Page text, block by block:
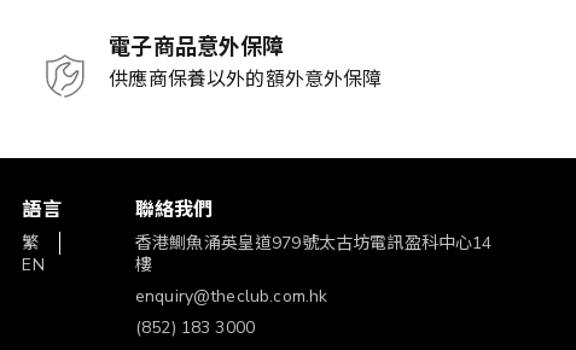
電子商品意外保障
供應商保養以外的額外意外保障
語言
繁
EN
聯絡我們
香港鰂魚涌英皇道979號太古坊電訊盈科中心14
樓
enquiry@theclub.com.hk
(852) 183 3000